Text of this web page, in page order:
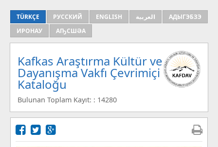
TÜRKÇE РУССКИЙ ENGLISH العربية
АДЫГЭБЗЭ
ИРОНАУ
АҦСШӘА
Kafkas Araştırma Kültür ve
Dayanışma Vakfı Çevrimiçi
Kataloğu
Bulunan Toplam Kayıt: : 14280